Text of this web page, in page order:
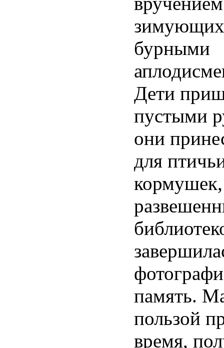
бурными
Дети
пустыми
они
для
кормушек,
память.
пользой
время,